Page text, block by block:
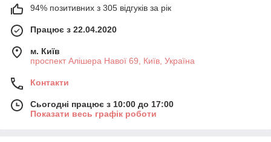
94% позитивних з 305 відгуків за рік
Працює з 22.04.2020
м. Київ
проспект Алішера Навої 69, Київ, Україна
Контакти
Сьогодні працює з 10:00 до 17:00
Показати весь графік роботи